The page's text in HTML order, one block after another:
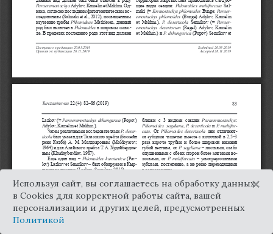
Используя сайт, вы соглашаетесь на обработку данных
в Cookies для корректной работы сайта, вашей
персонализации и других целей, предусмотренных
Политикой
×